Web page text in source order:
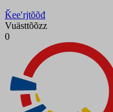
Ǩeeʹrjtõõđ
Vuästtõõzz
0